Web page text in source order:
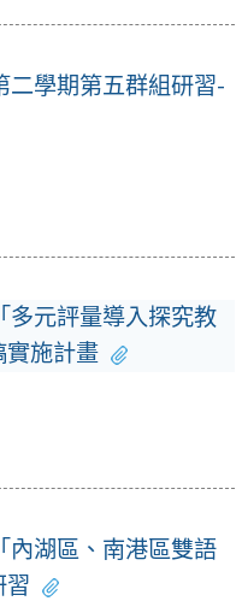
二學期第五群組研習-
多元評量導入探究教
實施計畫
內湖區、南港區雙語
習